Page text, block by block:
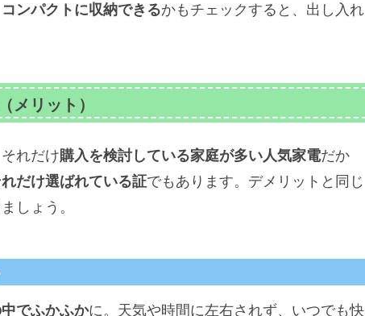
コンパクトに収納できるかもチェックすると、出し入れ
メリット）
れだけ購入を検討している家庭が多い人気家電だか
だけ選ばれている証でもあります。デメリットと同じ
しょう。
でふかふかに。天気や時間に左右されず、いつでも快